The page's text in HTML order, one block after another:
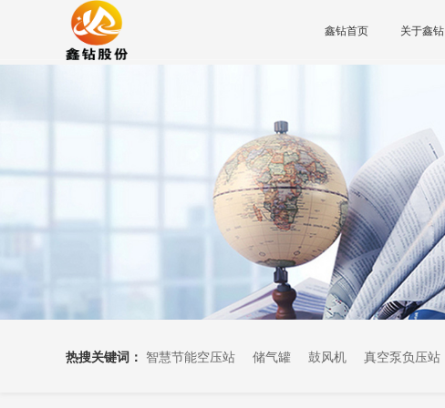
鑫钻首页 关于鑫钻
热搜关键词： 智慧节能空压站 储气罐 鼓风机 真空泵负压站